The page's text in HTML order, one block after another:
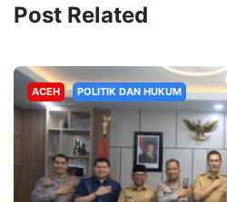
Post Related
ACEH POLITIK DAN HUKUM